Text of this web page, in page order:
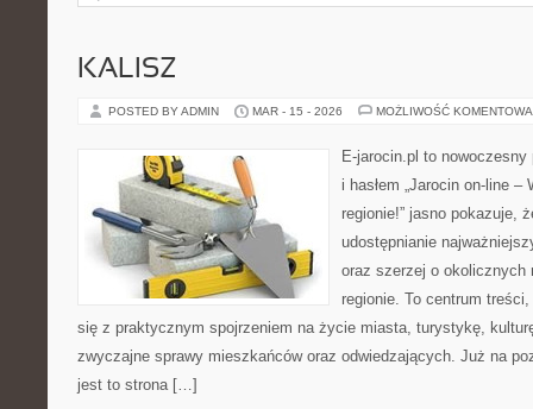
KALISZ
POSTED BY ADMIN MAR - 15 - 2026 MOŻLIWOŚĆ
E-jarocin.pl to
i hasłem „Jarocin on-line
regionie!” jasno pokazuje,
udostępnianie
oraz szerzej o okolicznych
regionie. To centrum
się z praktycznym spojrzeniem na życie miasta, turystykę,
zwyczajne sprawy mieszkańców oraz odwiedzających. Już na
jest to strona […]